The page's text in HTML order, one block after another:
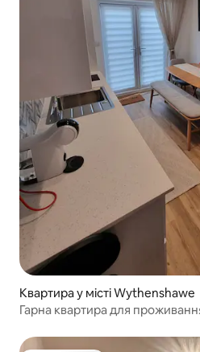
Квартира у місті Wythenshawe
Гарна квартира для